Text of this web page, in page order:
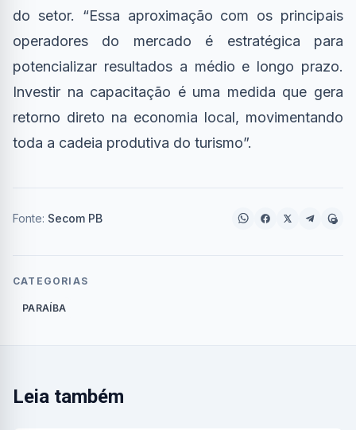
do setor. “Essa aproximação com os principais
operadores do mercado é estratégica para
potencializar resultados a médio e longo prazo.
Investir na capacitação é uma medida que gera
retorno direto na economia local, movimentando
toda a cadeia produtiva do turismo”.
Fonte: Secom PB
CATEGORIAS
PARAÍBA
Leia também